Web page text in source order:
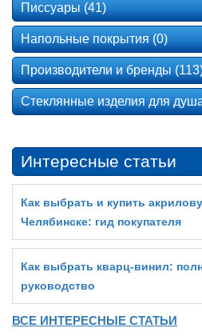
Писсуары (41)
Напольные покрытия (0)
Производители и бренды
Стеклянные изделия для
Интересные статьи
Как выбрать и купить
Челябинске: гид покупателя
Как выбрать кварц‑винил:
руководство
ВСЕ ИНТЕРЕСНЫЕ СТАТЬИ